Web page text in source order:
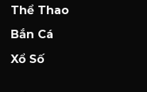
Thể Thao
Bắn Cá
Xổ Số